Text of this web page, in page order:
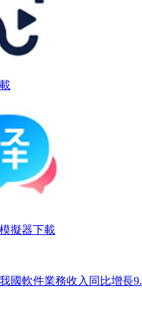
擬器下載
我國軟件業務收入同比增長